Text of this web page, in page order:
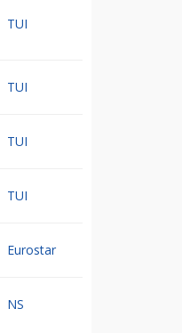
TUI
TUI
TUI
TUI
Eurostar
NS